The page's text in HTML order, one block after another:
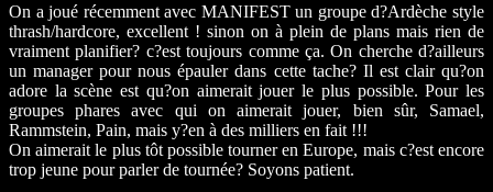
On a joué récemment avec MANIFEST un groupe d?Ardèche style
thrash/hardcore, excellent ! sinon on à plein de plans mais rien de
vraiment planifier? c?est toujours comme ça. On cherche d?ailleurs
un manager pour nous épauler dans cette tache? Il est clair qu?on
adore la scène est qu?on aimerait jouer le plus possible. Pour les
groupes phares avec qui on aimerait jouer, bien sûr, Samael,
Rammstein, Pain, mais y?en à des milliers en fait !!!
On aimerait le plus tôt possible tourner en Europe, mais c?est encore
trop jeune pour parler de tournée? Soyons patient.